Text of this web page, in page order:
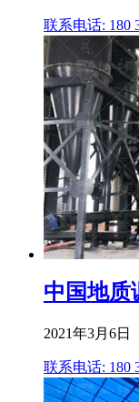
联系电话: 180
中国地质
2021年3月6日
联系电话: 180